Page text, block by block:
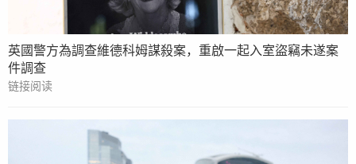
英國警方為調查維德科姆謀殺案，重啟一起入室盜竊未遂案
件調查
链接阅读